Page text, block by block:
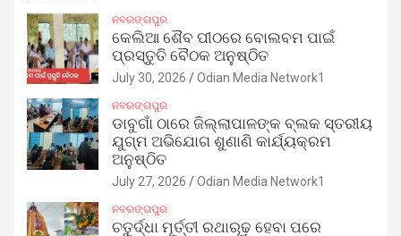
ନବରଙ୍ଗପୁର
କେଲିଆ ଶୈବ ପୀଠରେ ବୋଲବମ ପାଇଁ
ପ୍ରସ୍ତୁତି ବୈଠକ ଅନୁଷ୍ଠିତ
July 30, 2026 Odian Media Network1
ନବରଙ୍ଗପୁର
ଡାବୁଗାଁ ଠାରେ ଜିଲ୍ଲାପାଳଙ୍କ ବ୍ଲକ ସ୍ତରୀୟ
ଯୁଗ୍ମ ଅଭିଯୋଗ ଶୁଣାଣି କାର୍ଯ୍ୟକ୍ରମ
ଅନୁଷ୍ଠିତ
July 27, 2026 Odian Media Network1
ନବରଙ୍ଗପୁର
ଚତୁର୍ଦ୍ଧା ମୂର୍ତ୍ତୀ ରଥାରୂଢ଼ ହେବା ପରେ